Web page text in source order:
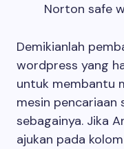
Norton safe
Demikianlah
wordpress yang
untuk membantu
mesin pencariaan
sebagainya. Jika
ajukan pada